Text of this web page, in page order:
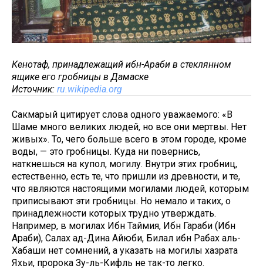
Кенотаф, принадлежащий ибн-Араби в стеклянном
ящике его гробницы в Дамаске
Источник: ru.wikipedia.org
Сакмарый цитирует слова одного уважаемого: «В
Шаме много великих людей, но все они мертвы. Нет
живых». То, чего больше всего в этом городе, кроме
воды, — это гробницы. Куда ни повернись,
наткнешься на купол, могилу. Внутри этих гробниц,
естественно, есть те, что пришли из древности, и те,
что являются настоящими могилами людей, которым
приписывают эти гробницы. Но немало и таких, о
принадлежности которых трудно утверждать.
Например, в могилах Ибн Таймия, Ибн Гараби (Ибн
Араби), Салах ад-Дина Айюби, Билал ибн Рабах аль-
Хабаши нет сомнений, а указать на могилы хазрата
Яхьи, пророка Зу-ль-Кифль не так-то легко.